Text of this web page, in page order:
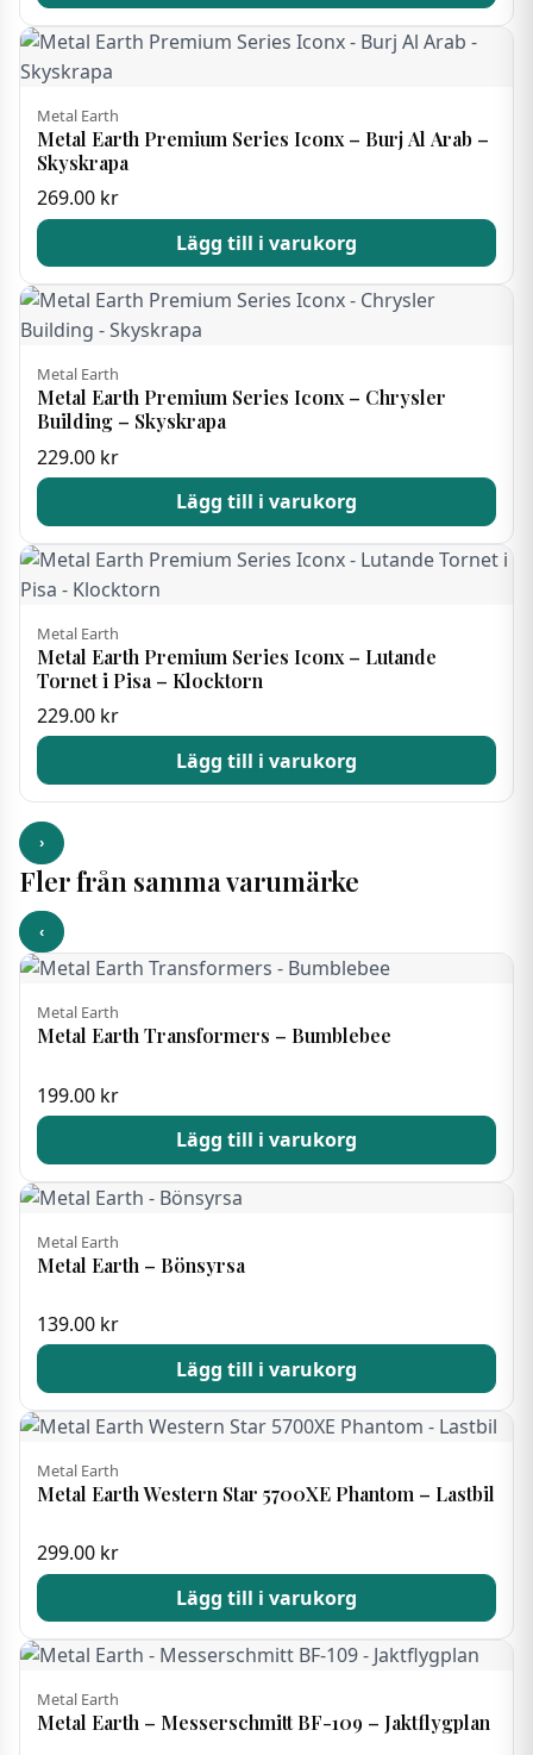
Metal Earth
Metal Earth Premium Series Iconx – Burj Al Arab –
Skyskrapa
269.00 kr
Lägg till i varukorg
Metal Earth
Metal Earth Premium Series Iconx – Chrysler
Building – Skyskrapa
229.00 kr
Lägg till i varukorg
Metal Earth
Metal Earth Premium Series Iconx – Lutande
Tornet i Pisa – Klocktorn
229.00 kr
Lägg till i varukorg
›
Fler från samma varumärke
‹
Metal Earth
Metal Earth Transformers – Bumblebee
199.00 kr
Lägg till i varukorg
Metal Earth
Metal Earth – Bönsyrsa
139.00 kr
Lägg till i varukorg
Metal Earth
Metal Earth Western Star 5700XE Phantom – Lastbil
299.00 kr
Lägg till i varukorg
Metal Earth
Metal Earth – Messerschmitt BF-109 – Jaktflygplan